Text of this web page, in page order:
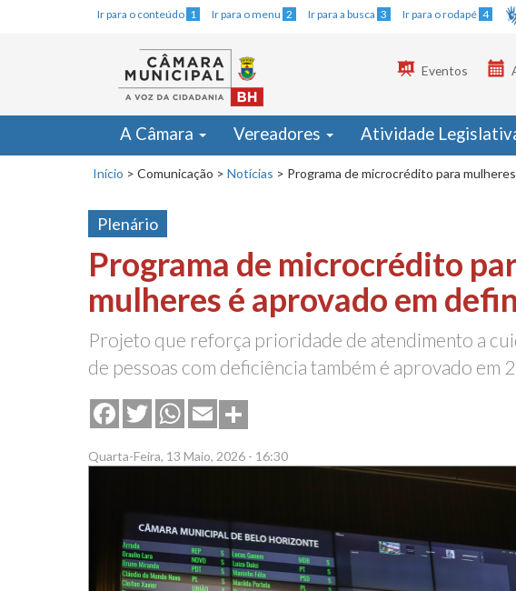
Ir para o conteúdo 1 Ir para o menu 2 Ir para a busca 3 Ir para o rodapé 4
Eventos
A Câmara Vereadores Atividade
Início > Comunicação > Notícias > Programa de microcrédito para
Plenário
Programa de microcrédito
mulheres é aprovado em
Projeto que reforça prioridade de atendimento a
de pessoas com deficiência também é aprovado em
FacebookTwitterWhatsApp
Email
Quarta-Feira, 13 Maio, 2026 - 16:30